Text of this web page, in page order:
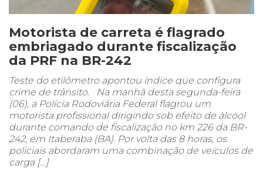
Motorista de carreta é flagrado
embriagado durante fiscalização
da PRF na BR-242
Teste do etilômetro apontou índice que configura
crime de trânsito. Na manhã desta segunda-feira
(06), a Polícia Rodoviária Federal flagrou um
motorista profissional dirigindo sob efeito de álcool
durante comando de fiscalização no km 226 da BR-
242, em Itaberaba (BA). Por volta das 8 horas, os
policiais abordaram uma combinação de veículos de
carga […]